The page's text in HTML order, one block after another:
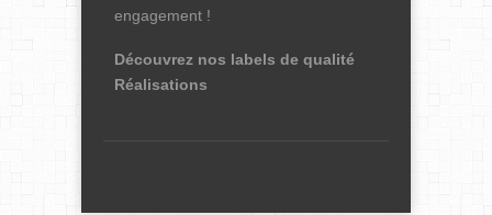
engagement !
Découvrez nos labels de qualité
Réalisations